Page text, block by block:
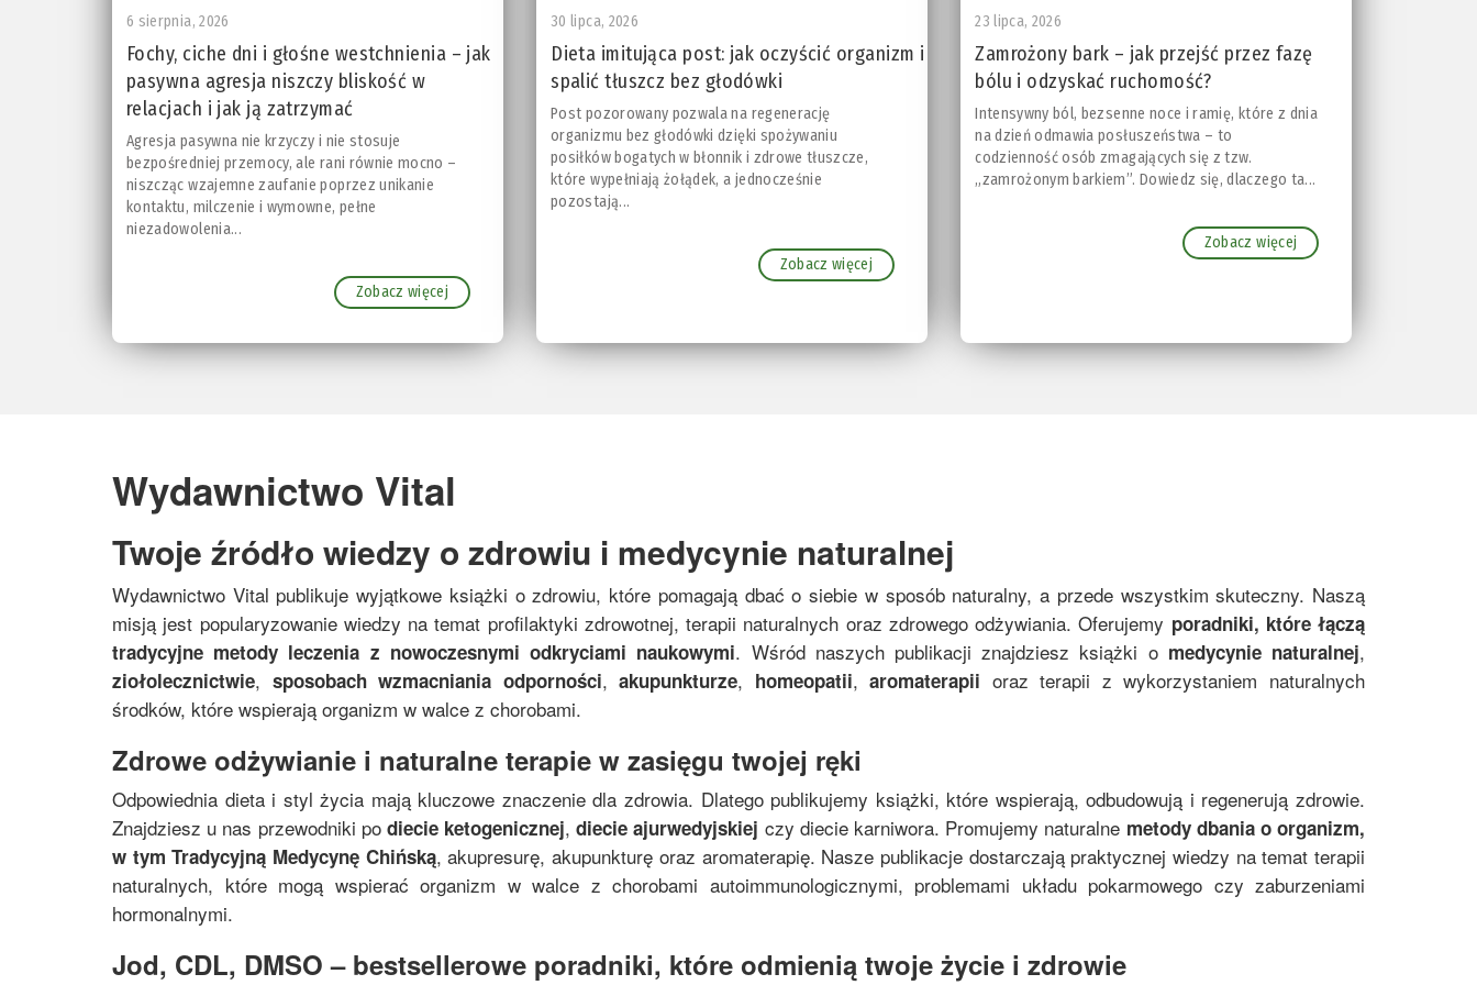
6 sierpnia, 2026
Fochy, ciche dni i głośne westchnienia – jak
pasywna agresja niszczy bliskość w
relacjach i jak ją zatrzymać
Agresja pasywna nie krzyczy i nie stosuje
bezpośredniej przemocy, ale rani równie mocno –
niszcząc wzajemne zaufanie poprzez unikanie
kontaktu, milczenie i wymowne, pełne
niezadowolenia...
Zobacz więcej
30 lipca, 2026
Dieta imitująca post: jak oczyścić organizm i
spalić tłuszcz bez głodówki
Post pozorowany pozwala na regenerację
organizmu bez głodówki dzięki spożywaniu
posiłków bogatych w błonnik i zdrowe tłuszcze,
które wypełniają żołądek, a jednocześnie
pozostają...
Zobacz więcej
23 lipca, 2026
Zamrożony bark – jak przejść przez fazę
bólu i odzyskać ruchomość?
Intensywny ból, bezsenne noce i ramię, które z dnia
na dzień odmawia posłuszeństwa – to
codzienność osób zmagających się z tzw.
„zamrożonym barkiem”. Dowiedz się, dlaczego ta...
Zobacz więcej
Wydawnictwo Vital
Twoje źródło wiedzy o zdrowiu i medycynie naturalnej
Wydawnictwo Vital publikuje wyjątkowe książki o zdrowiu, które pomagają dbać o siebie w sposób naturalny, a przede wszystkim skuteczny. Naszą
misją jest popularyzowanie wiedzy na temat profilaktyki zdrowotnej, terapii naturalnych oraz zdrowego odżywiania. Oferujemy poradniki, które łączą
tradycyjne metody leczenia z nowoczesnymi odkryciami naukowymi. Wśród naszych publikacji znajdziesz książki o medycynie naturalnej,
ziołolecznictwie, sposobach wzmacniania odporności,akupunkturze, homeopatii,aromaterapii oraz terapii z wykorzystaniem naturalnych
środków, które wspierają organizm w walce z chorobami.
Zdrowe odżywianie i naturalne terapie w zasięgu twojej ręki
Odpowiednia dieta i styl życia mają kluczowe znaczenie dla zdrowia. Dlatego publikujemy książki, które wspierają, odbudowują i regenerują zdrowie.
Znajdziesz u nas przewodniki po diecie ketogenicznej,diecie ajurwedyjskiej czy diecie karniwora. Promujemy naturalne metody dbania o organizm,
w tymTradycyjną Medycynę Chińską, akupresurę, akupunkturę oraz aromaterapię. Nasze publikacje dostarczają praktycznej wiedzy na temat terapii
naturalnych, które mogą wspierać organizm w walce z chorobami autoimmunologicznymi, problemami układu pokarmowego czy zaburzeniami
hormonalnymi.
Jod, CDL, DMSO – bestsellerowe poradniki, które odmienią twoje życie i zdrowie